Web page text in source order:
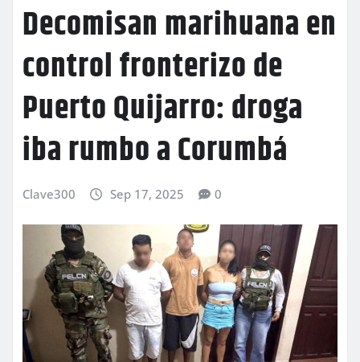
Decomisan marihuana en
control fronterizo de
Puerto Quijarro: droga
iba rumbo a Corumbá
Clave300 Sep 17, 2025 0